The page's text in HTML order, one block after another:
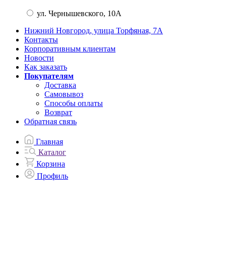
ул. Чернышевского, 10А
Нижний Новгород, улица Торфяная, 7А
Контакты
Корпоративным клиентам
Новости
Как заказать
Покупателям
Доставка
Самовывоз
Способы оплаты
Возврат
Обратная связь
Главная
Каталог
Корзина
Профиль